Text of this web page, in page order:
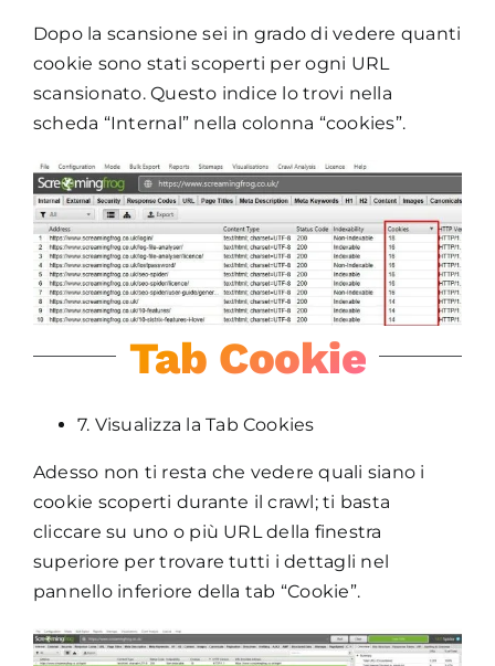
Dopo la scansione sei in grado di vedere quanti
cookie sono stati scoperti per ogni URL
scansionato. Questo indice lo trovi nella
scheda “Internal” nella colonna “cookies”.
Tab Cookie
7. Visualizza la Tab Cookies
Adesso non ti resta che vedere quali siano i
cookie scoperti durante il crawl; ti basta
cliccare su uno o più URL della finestra
superiore per trovare tutti i dettagli nel
pannello inferiore della tab “Cookie”.